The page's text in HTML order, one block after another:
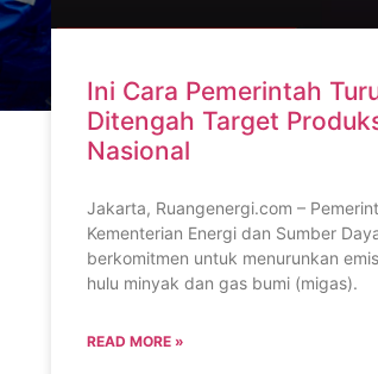
Ini Cara Pemerintah
Ditengah Target
Nasional
Jakarta, Ruangenergi.com –
Kementerian Energi dan Sumber
berkomitmen untuk menurunkan
hulu minyak dan gas bumi (migas).
READ MORE »